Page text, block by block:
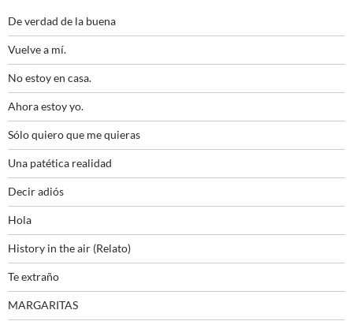
De verdad de la buena
Vuelve a mí.
No estoy en casa.
Ahora estoy yo.
Sólo quiero que me quieras
Una patética realidad
Decir adiós
Hola
History in the air (Relato)
Te extraño
MARGARITAS